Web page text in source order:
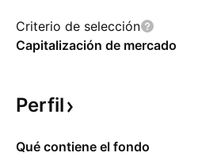
Criterio de selección
Capitalización de mercado
Perfil
Qué contiene el fondo